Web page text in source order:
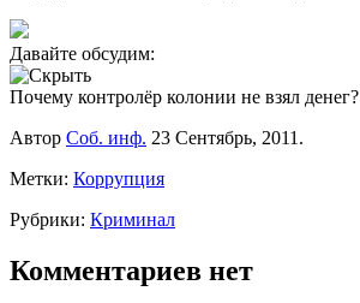
Давайте обсудим:
Почему контролёр колонии не взял денег?
Автор Соб. инф. 23 Сентябрь, 2011.
Метки: Коррупция
Рубрики: Криминал
Комментариев нет